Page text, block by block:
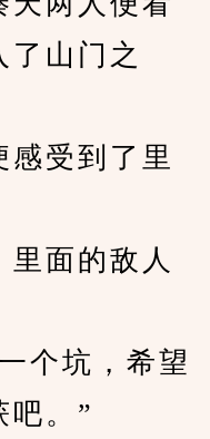
山门之
受到了里
面的敌人
坑，希望
吧。”